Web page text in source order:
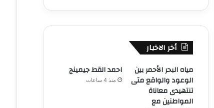
أخر الاخبار
مياه البحر الأحمر بين
الوعود والواقع متى
تنتهيدى معاناة
المواطنين مع
احمد القط جيمينج
منذ 4 ساعات